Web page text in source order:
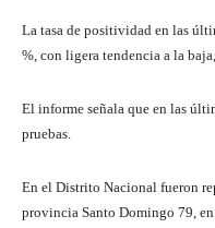
La tasa de positividad en las
%, con ligera tendencia a la
El informe señala que en las
pruebas.
En el Distrito Nacional fueron
provincia Santo Domingo 79,